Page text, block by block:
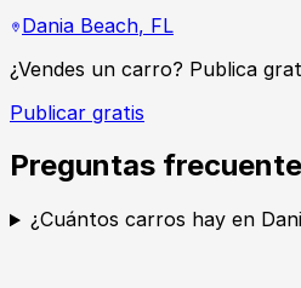
Dania Beach, FL
¿Vendes un carro? Publica
Publicar gratis
Preguntas
¿Cuántos carros hay en